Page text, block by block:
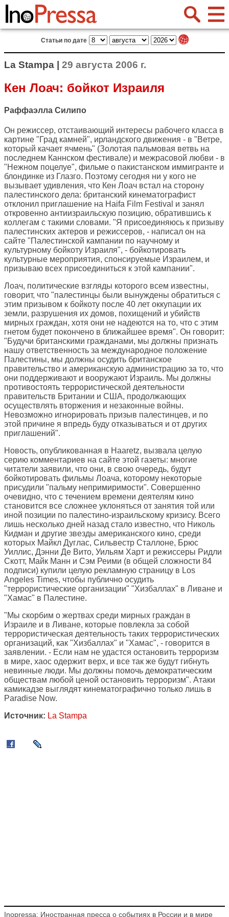
Статьи по дате
La Stampa | 29 августа 2006 г.
Кен Лоач: бойкот Израиля
Раффаэлла Силипо
Он режиссер, отстаивающий интересы рабочего класса в
картине "Град камней", ирландского движения - в "Ветре,
который качает ячмень" (Золотая пальмовая ветвь на
последнем Каннском фестивале) и межрасовой любви - в
"Нежном поцелуе", фильме о пакистанском иммигранте и
блондинке из Глазго. Поэтому сегодня ни у кого не
вызывает удивления, что Кен Лоач встал на сторону
палестинского дела: британский кинематографист
отклонил приглашение на Haifa Film Festival и занял
откровенно антиизраильскую позицию, обратившись к
коллегам с такими словами. "Я присоединяюсь к призыву
палестинских актеров и режиссеров, - написал он на
сайте "Палестинской кампании по научному и
культурному бойкоту Израиля", - бойкотировать
культурные мероприятия, спонсируемые Израилем, и
призываю всех присоединиться к этой кампании".
Лоач, политические взгляды которого всем известны,
говорит, что "палестинцы были вынуждены обратиться с
этим призывом к бойкоту после 40 лет оккупации их
земли, разрушения их домов, похищений и убийств
мирных граждан, хотя они не надеются на то, что с этим
гнетом будет покончено в ближайшее время". Он говорит:
"Будучи британскими гражданами, мы должны признать
нашу ответственность за международное положение
Палестины, мы должны осудить британское
правительство и американскую администрацию за то, что
они поддерживают и вооружают Израиль. Мы должны
противостоять террористической деятельности
правительств Британии и США, продолжающих
осуществлять вторжения и незаконные войны.
Невозможно игнорировать призыв палестинцев, и по
этой причине я впредь буду отказываться и от других
приглашений".
Новость, опубликованная в Haaretz, вызвала целую
серию комментариев на сайте этой газеты: многие
читатели заявили, что они, в свою очередь, будут
бойкотировать фильмы Лоача, которому некоторые
присудили "пальму непримиримости". Совершенно
очевидно, что с течением времени деятелям кино
становится все сложнее уклоняться от занятия той или
иной позиции по палестино-израильскому кризису. Всего
лишь несколько дней назад стало известно, что Николь
Кидман и другие звезды американского кино, среди
которых Майкл Дуглас, Сильвестр Сталлоне, Брюс
Уиллис, Дэнни Де Вито, Уильям Харт и режиссеры Ридли
Скотт, Майк Манн и Сэм Реими (в общей сложности 84
подписи) купили целую рекламную страницу в Los
Angeles Times, чтобы публично осудить
"террористические организации" "Хизбаллах" в Ливане и
"Хамас" в Палестине.
"Мы скорбим о жертвах среди мирных граждан в
Израиле и в Ливане, которые повлекла за собой
террористическая деятельность таких террористических
организаций, как "Хизбаллах" и "Хамас", - говорится в
заявлении. - Если нам не удастся остановить терроризм
в мире, хаос одержит верх, и все так же будут гибнуть
невинные люди. Мы должны помочь демократическим
обществам любой ценой остановить терроризм". Атаки
камикадзе выглядят кинематографично только лишь в
Paradise Now.
Источник: La Stampa
Inopressa: Иностранная пресса о событиях в России и в мире